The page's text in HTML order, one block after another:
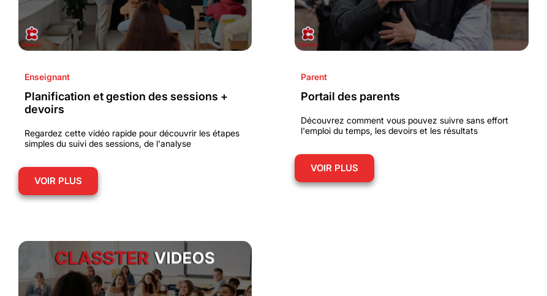
Enseignant
Planification et gestion des sessions +
devoirs
Regardez cette vidéo rapide pour découvrir les étapes
simples du suivi des sessions, de l'analyse
VOIR PLUS
Parent
Portail des parents
Découvrez comment vous pouvez suivre sans effort
l'emploi du temps, les devoirs et les résultats
VOIR PLUS